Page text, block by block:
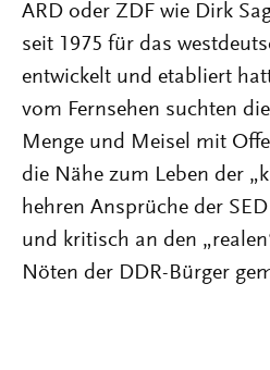
ARD oder ZDF wie Dirk
seit 1975 für das
entwickelt und etabliert
vom Fernsehen suchten
Menge und Meisel mit
die Nähe zum Leben der
hehren Ansprüche der
und kritisch an den
Nöten der DDR-Bürger